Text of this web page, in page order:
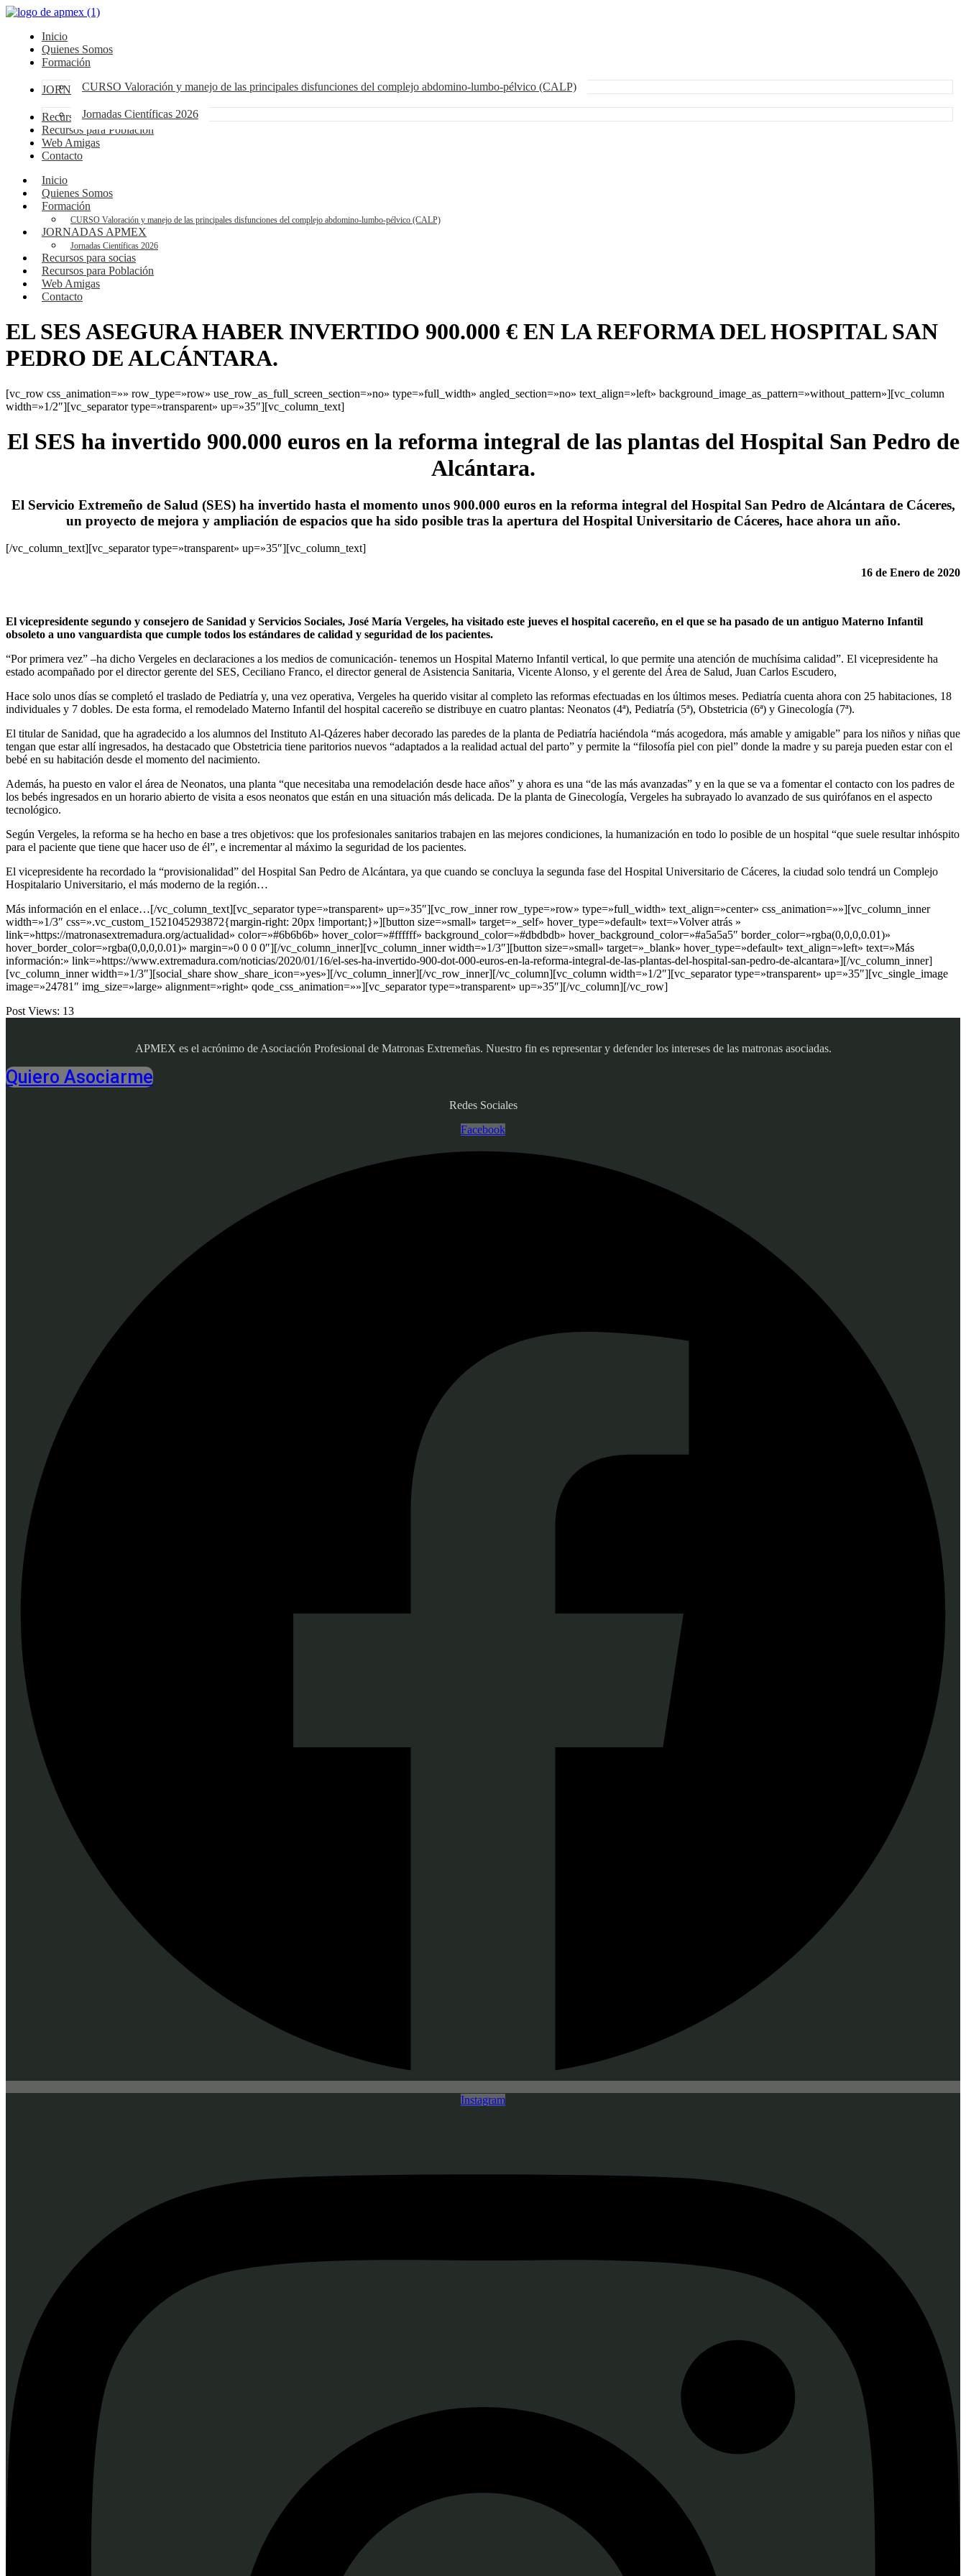
Inicio
Quienes Somos
Formación
CURSO Valoración y manejo de las principales disfunciones del complejo abdomino-lumbo-pélvico (CALP)
JORNADAS APMEX
Jornadas Científicas 2026
Recursos para socias
Recursos para Población
Web Amigas
Contacto
Inicio
Quienes Somos
Formación
CURSO Valoración y manejo de las principales disfunciones del complejo abdomino-lumbo-pélvico (CALP)
JORNADAS APMEX
Jornadas Científicas 2026
Recursos para socias
Recursos para Población
Web Amigas
Contacto
EL SES ASEGURA HABER INVERTIDO 900.000 € EN LA REFORMA DEL HOSPITAL SAN
PEDRO DE ALCÁNTARA.
[vc_row css_animation=»» row_type=»row» use_row_as_full_screen_section=»no» type=»full_width» angled_section=»no» text_align=»left» background_image_as_pattern=»without_pattern»][vc_column
width=»1/2″][vc_separator type=»transparent» up=»35″][vc_column_text]
El SES ha invertido 900.000 euros en la reforma integral de las plantas del Hospital San Pedro de
Alcántara.
El Servicio Extremeño de Salud (SES) ha invertido hasta el momento unos 900.000 euros en la reforma integral del Hospital San Pedro de Alcántara de Cáceres,
un proyecto de mejora y ampliación de espacios que ha sido posible tras la apertura del Hospital Universitario de Cáceres, hace ahora un año.
[/vc_column_text][vc_separator type=»transparent» up=»35″][vc_column_text]
16 de Enero de 2020
El vicepresidente segundo y consejero de Sanidad y Servicios Sociales, José María Vergeles, ha visitado este jueves el hospital cacereño, en el que se ha pasado de un antiguo Materno Infantil
obsoleto a uno vanguardista que cumple todos los estándares de calidad y seguridad de los pacientes.
“Por primera vez” –ha dicho Vergeles en declaraciones a los medios de comunicación- tenemos un Hospital Materno Infantil vertical, lo que permite una atención de muchísima calidad”. El vicepresidente ha
estado acompañado por el director gerente del SES, Ceciliano Franco, el director general de Asistencia Sanitaria, Vicente Alonso, y el gerente del Área de Salud, Juan Carlos Escudero,
Hace solo unos días se completó el traslado de Pediatría y, una vez operativa, Vergeles ha querido visitar al completo las reformas efectuadas en los últimos meses. Pediatría cuenta ahora con 25 habitaciones, 18
individuales y 7 dobles. De esta forma, el remodelado Materno Infantil del hospital cacereño se distribuye en cuatro plantas: Neonatos (4ª), Pediatría (5ª), Obstetricia (6ª) y Ginecología (7ª).
El titular de Sanidad, que ha agradecido a los alumnos del Instituto Al-Qázeres haber decorado las paredes de la planta de Pediatría haciéndola “más acogedora, más amable y amigable” para los niños y niñas que
tengan que estar allí ingresados, ha destacado que Obstetricia tiene paritorios nuevos “adaptados a la realidad actual del parto” y permite la “filosofía piel con piel” donde la madre y su pareja pueden estar con el
bebé en su habitación desde el momento del nacimiento.
Además, ha puesto en valor el área de Neonatos, una planta “que necesitaba una remodelación desde hace años” y ahora es una “de las más avanzadas” y en la que se va a fomentar el contacto con los padres de
los bebés ingresados en un horario abierto de visita a esos neonatos que están en una situación más delicada. De la planta de Ginecología, Vergeles ha subrayado lo avanzado de sus quirófanos en el aspecto
tecnológico.
Según Vergeles, la reforma se ha hecho en base a tres objetivos: que los profesionales sanitarios trabajen en las mejores condiciones, la humanización en todo lo posible de un hospital “que suele resultar inhóspito
para el paciente que tiene que hacer uso de él”, e incrementar al máximo la seguridad de los pacientes.
El vicepresidente ha recordado la “provisionalidad” del Hospital San Pedro de Alcántara, ya que cuando se concluya la segunda fase del Hospital Universitario de Cáceres, la ciudad solo tendrá un Complejo
Hospitalario Universitario, el más moderno de la región…
Más información en el enlace…[/vc_column_text][vc_separator type=»transparent» up=»35″][vc_row_inner row_type=»row» type=»full_width» text_align=»center» css_animation=»»][vc_column_inner
width=»1/3″ css=».vc_custom_1521045293872{margin-right: 20px !important;}»][button size=»small» target=»_self» hover_type=»default» text=»Volver atrás »
link=»https://matronasextremadura.org/actualidad» color=»#6b6b6b» hover_color=»#ffffff» background_color=»#dbdbdb» hover_background_color=»#a5a5a5″ border_color=»rgba(0,0,0,0.01)»
hover_border_color=»rgba(0,0,0,0.01)» margin=»0 0 0 0″][/vc_column_inner][vc_column_inner width=»1/3″][button size=»small» target=»_blank» hover_type=»default» text_align=»left» text=»Más
información:» link=»https://www.extremadura.com/noticias/2020/01/16/el-ses-ha-invertido-900-dot-000-euros-en-la-reforma-integral-de-las-plantas-del-hospital-san-pedro-de-alcantara»][/vc_column_inner]
[vc_column_inner width=»1/3″][social_share show_share_icon=»yes»][/vc_column_inner][/vc_row_inner][/vc_column][vc_column width=»1/2″][vc_separator type=»transparent» up=»35″][vc_single_image
image=»24781″ img_size=»large» alignment=»right» qode_css_animation=»»][vc_separator type=»transparent» up=»35″][/vc_column][/vc_row]
Post Views: 13
APMEX es el acrónimo de Asociación Profesional de Matronas Extremeñas. Nuestro fin es representar y defender los intereses de las matronas asociadas.
Quiero Asociarme
Redes Sociales
Facebook
Instagram